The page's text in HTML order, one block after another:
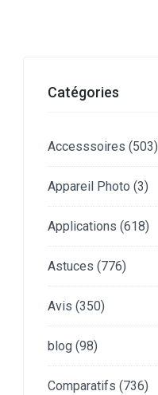
Catégories
Accesssoires (503)
Appareil Photo (3)
Applications (618)
Astuces (776)
Avis (350)
blog (98)
Comparatifs (736)